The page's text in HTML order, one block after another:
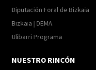
Diputación Foral de Bizkaia
Bizkaia | DEMA
Ulibarri Programa
NUESTRO RINCÓN